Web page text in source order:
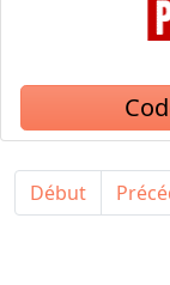
Début